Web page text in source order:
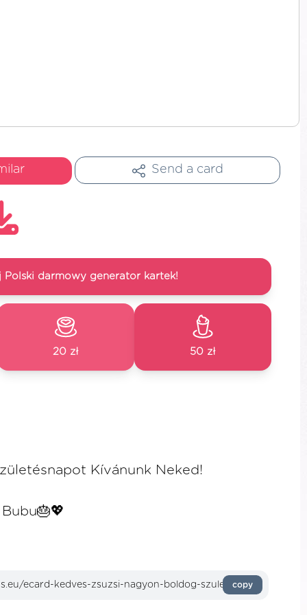
Send a card
Polski darmowy generator kartek!
20 zł 50 zł
Kívánunk Neked!
copy